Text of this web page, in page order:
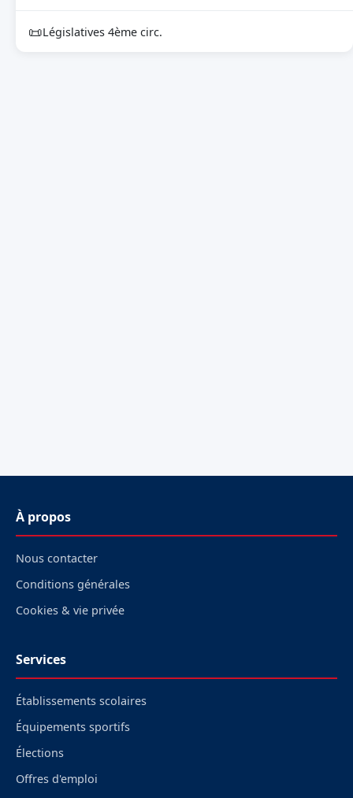
📜Législatives 4ème circ.
À propos
Nous contacter
Conditions générales
Cookies & vie privée
Services
Établissements scolaires
Équipements sportifs
Élections
Offres d'emploi